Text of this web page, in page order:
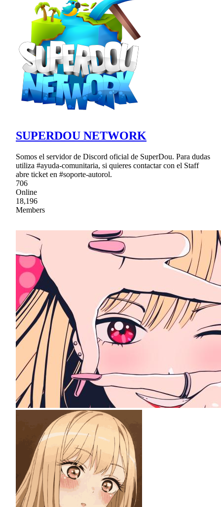
SUPERDOU NETWORK
Somos el servidor de Discord oficial de SuperDou. Para dudas
utiliza #ayuda-comunitaria, si quieres contactar con el Staff
abre ticket en #soporte-autorol.
706
Online
18,196
Members